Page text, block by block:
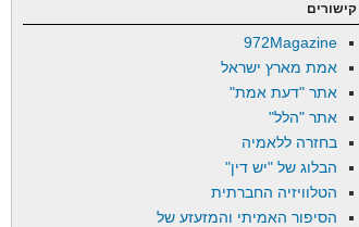
קישורים
972Magazine
אמת מארץ ישראל
אתר "דעת אמת"
אתר "הלל"
בחזרה ללאמיה
הבלוג של "יש דין"
הטלוויזיה החברתית
הסיפור האמיתי והמזעזע של